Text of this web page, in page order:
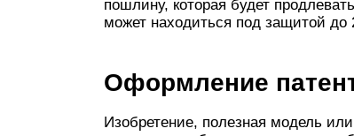
пошлину, которая будет
может находиться под защитой до
Оформление
Изобретение, полезная модель